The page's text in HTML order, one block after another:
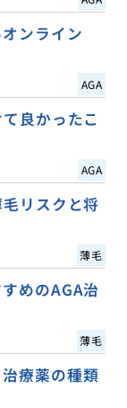
ンライン
AGA
良かったこ
AGA
リスクと将
薄毛
めのAGA治
薄毛
療薬の種類